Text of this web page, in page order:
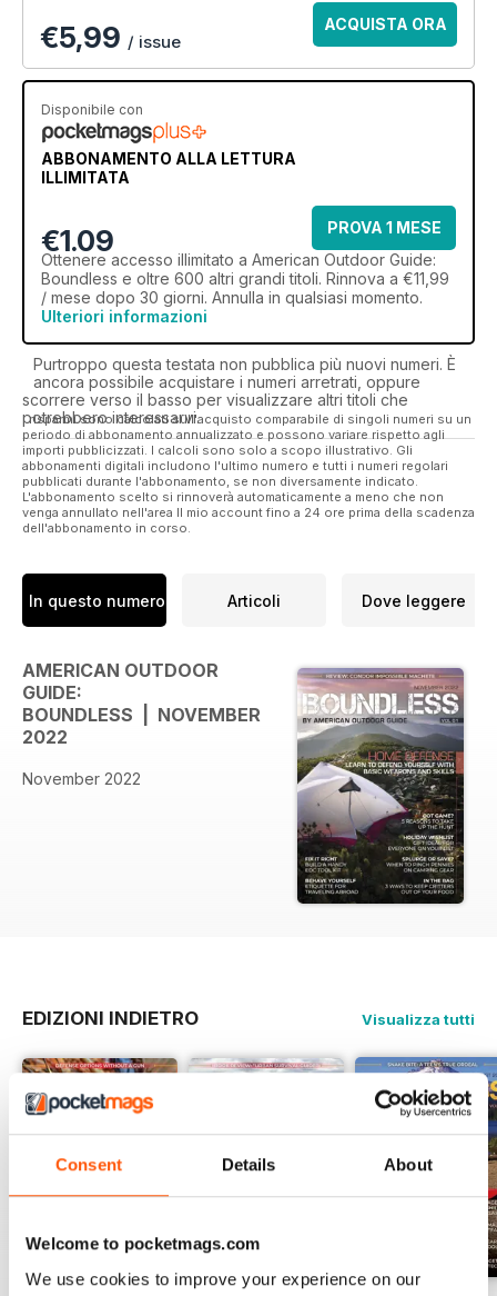
Consent Details About
Welcome to pocketmags.com
We use cookies to improve your experience on our
€5,99 / issue
ACQUISTA ORA
Disponibile con
ABBONAMENTO ALLA LETTURA
ILLIMITATA
€1.09
PROVA 1 MESE
Ottenere accesso illimitato a American Outdoor Guide:
Boundless e oltre 600 altri grandi titoli. Rinnova a €11,99
/ mese dopo 30 giorni. Annulla in qualsiasi momento.
Ulteriori informazioni
Purtroppo questa testata non pubblica più nuovi numeri. È
ancora possibile acquistare i numeri arretrati, oppure
scorrere verso il basso per visualizzare altri titoli che
potrebbero interessarvi.
I risparmi sono calcolati sull'acquisto comparabile di singoli numeri su un
periodo di abbonamento annualizzato e possono variare rispetto agli
importi pubblicizzati. I calcoli sono solo a scopo illustrativo. Gli
abbonamenti digitali includono l'ultimo numero e tutti i numeri regolari
pubblicati durante l'abbonamento, se non diversamente indicato.
L'abbonamento scelto si rinnoverà automaticamente a meno che non
venga annullato nell'area Il mio account fino a 24 ore prima della scadenza
dell'abbonamento in corso.
In questo numero Articoli Dove leggere
AMERICAN OUTDOOR
GUIDE:
BOUNDLESS | NOVEMBER
2022
November 2022
EDIZIONI INDIETRO Visualizza tutti